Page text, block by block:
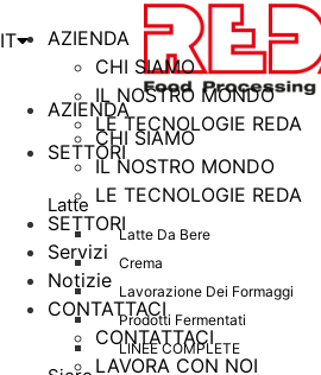
AZIENDA
CHI SIAMO
IL NOSTRO MONDO
LE TECNOLOGIE REDA
SETTORI
Servizi
Notizie
CONTATTACI
CONTATTACI
LAVORA CON NOI
AZIENDA
CHI SIAMO
IL NOSTRO MONDO
LE TECNOLOGIE REDA
SETTORI
Latte
Latte Da Bere
Crema
Lavorazione Dei Formaggi
Prodotti Fermentati
LINEE COMPLETE
IT
EN